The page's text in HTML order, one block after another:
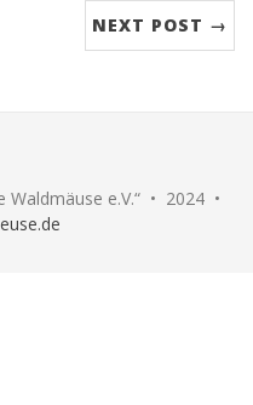
NEXT POST →
Waldmäuse e.V.“ • 2024 •